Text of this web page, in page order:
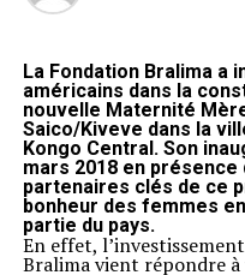
La Fondation Bralima a
américains dans la
nouvelle Maternité
Saico/Kiveve dans la
Kongo Central. Son
mars 2018 en
partenaires clés de ce
bonheur des femmes
partie du pays.
En effet,
Bralima vient répondre